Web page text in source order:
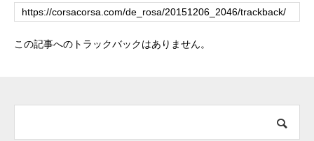
この記事へのトラックバックはありません。